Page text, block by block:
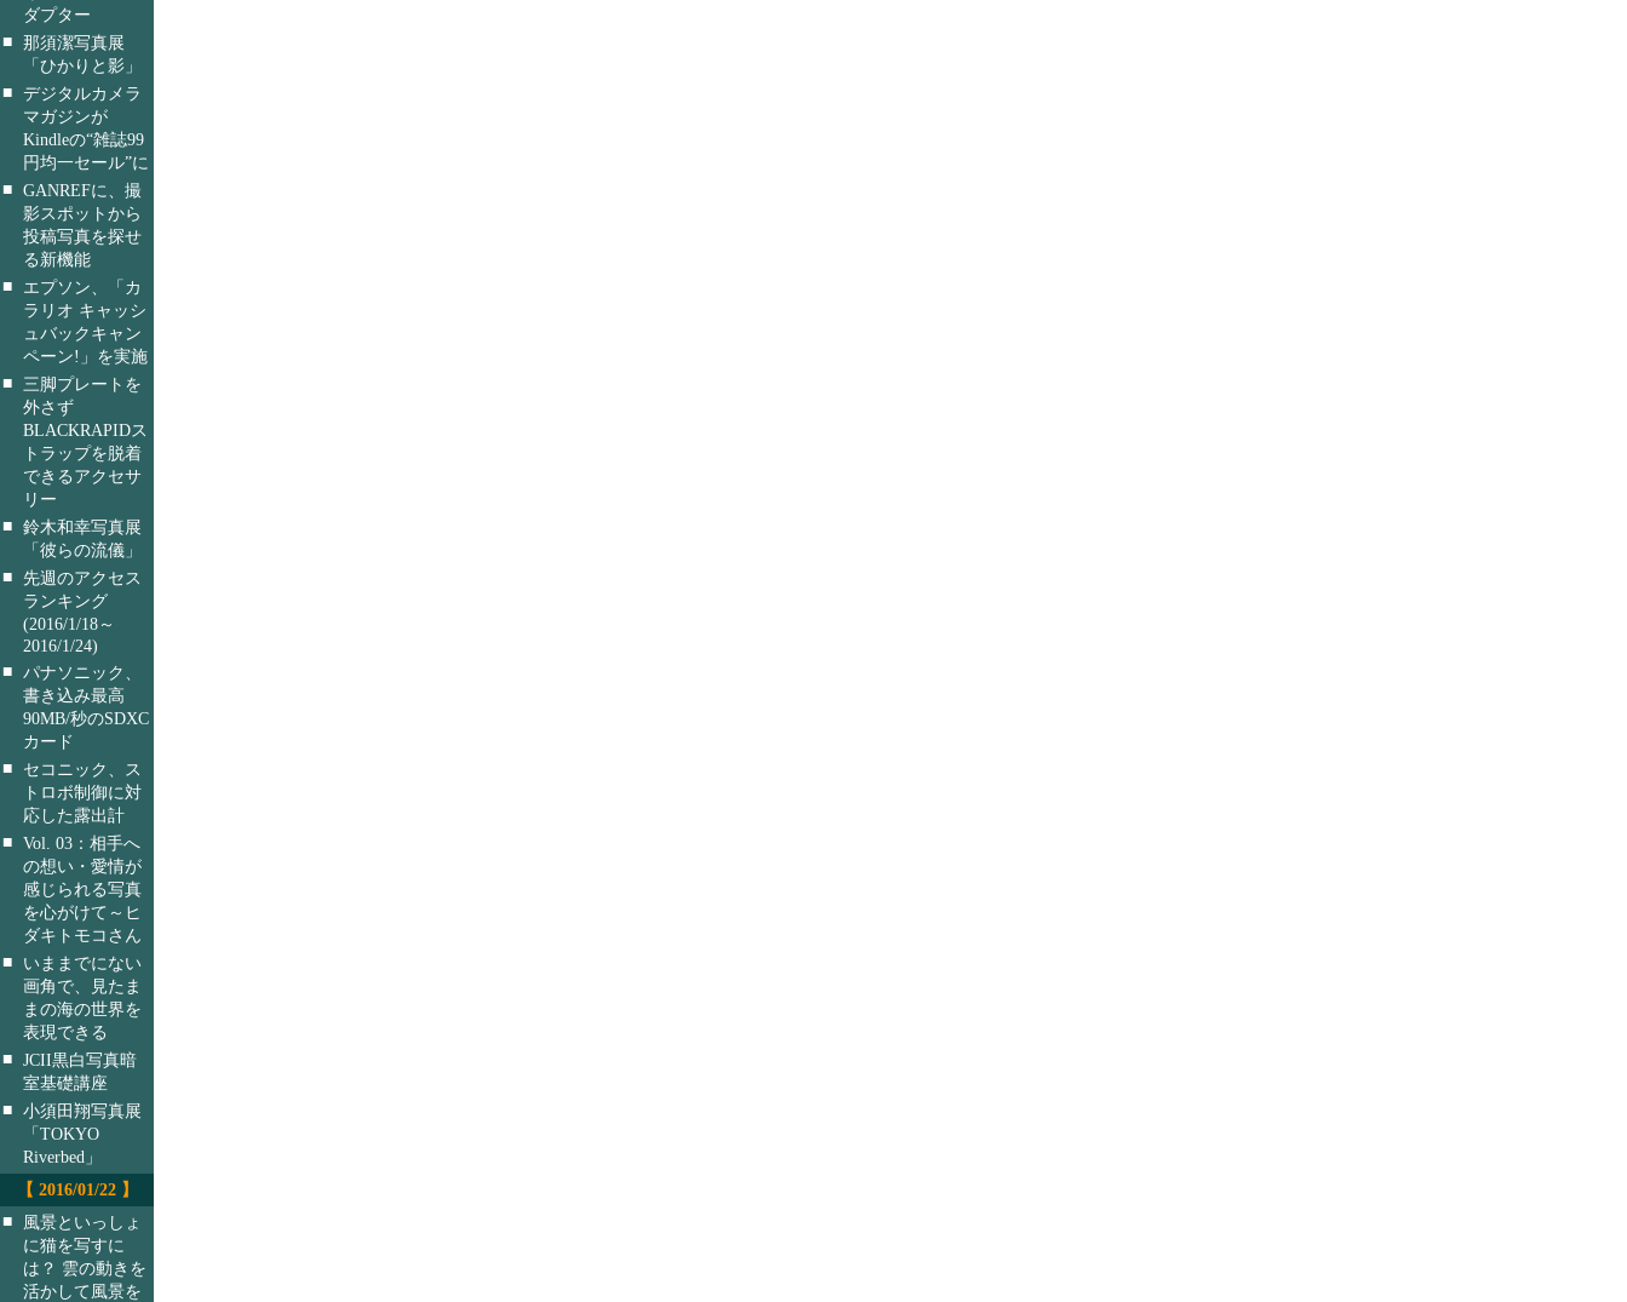
ダプター
■ 那須潔写真展
「ひかりと影」
■ デジタルカメラ
マガジンが
Kindleの“雑誌99
円均一セール”に
■ GANREFに、撮
影スポットから
投稿写真を探せ
る新機能
■
エプソン、「カ
ラリオ キャッシ
ュバックキャン
ペーン!」を実施
■ 三脚プレートを
外さず
BLACKRAPIDス
トラップを脱着
できるアクセサ
リー
■ 鈴木和幸写真展
「彼らの流儀」
■ 先週のアクセス
ランキング
(2016/1/18～
2016/1/24)
■ パナソニック、
書き込み最高
90MB/秒のSDXC
カード
■
セコニック、ス
トロボ制御に対
応した露出計
■ Vol. 03：相手へ
の想い・愛情が
感じられる写真
を心がけて～ヒ
ダキトモコさん
■
いままでにない
画角で、見たま
まの海の世界を
表現できる
■ JCII黒白写真暗
室基礎講座
■ 小須田翔写真展
「TOKYO
Riverbed」
【 2016/01/22 】
■
風景といっしょ
に猫を写すに
は？ 雲の動きを
活かして風景を